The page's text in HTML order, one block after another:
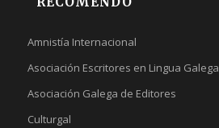
Amnistía Internacional
Asociación Escritores en Lingua Galega
Asociación Galega de Editores
Culturgal